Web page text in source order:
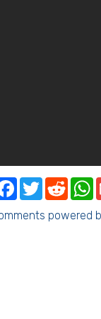
powered